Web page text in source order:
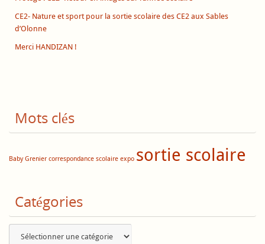
CE2- Nature et sport pour la sortie scolaire des CE2 aux Sables
d’Olonne
Merci HANDIZAN !
Mots clés
Baby Grenier correspondance scolaire expo sortie scolaire
Catégories